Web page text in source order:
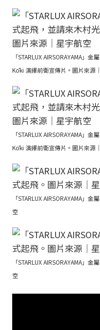
「STARLUX AIRSORAYAMA」
Kōki 演繹前衛宣傳片。圖片來源
「STARLUX AIRSORAYAMA」
Kōki 演繹前衛宣傳片。圖片來源
「STARLUX AIRSORAYAMA」
空
「STARLUX AIRSORAYAMA」
空